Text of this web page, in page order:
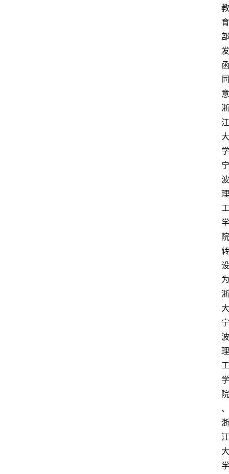
教
育
部
发
函
同
意
浙
江
大
学
宁
波
理
工
学
院
转
设
为
浙
大
宁
波
理
工
学
院
、
浙
江
大
学